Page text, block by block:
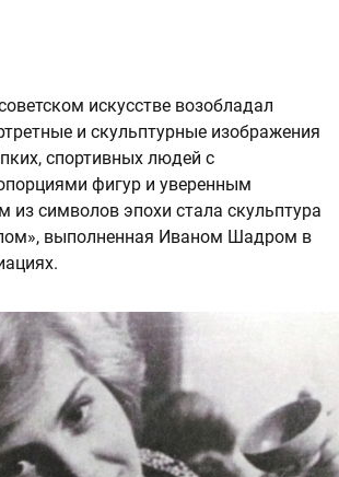
искусстве возобладал
и скульптурные изображения
спортивных людей с
фигур и уверенным
из символов эпохи стала скульптура
выполненная Иваном Шадром в